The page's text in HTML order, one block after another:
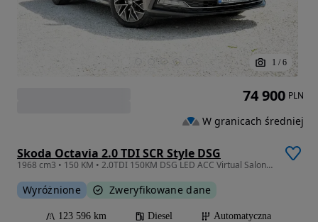
1 / 6
Skoda Octavia 2.0 TDI SCR Style DSG
1968 cm3 • 150 KM • 2.0TDI 150KM DSG LED ACC Virtual Salon PL Serwis ASO FV23%!
Wyróżnione Zweryfikowane dane
123 596 km Diesel
Automatyczna
74 900 PLN
W granicach średniej